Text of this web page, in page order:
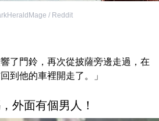
/ Reddit
了門鈴，再次從披薩旁邊走過，在
到他的車裡開走了。」
外面有個男人！